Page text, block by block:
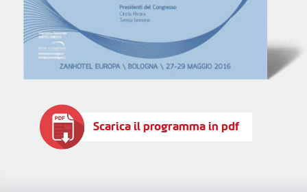
Scarica il programma in pdf